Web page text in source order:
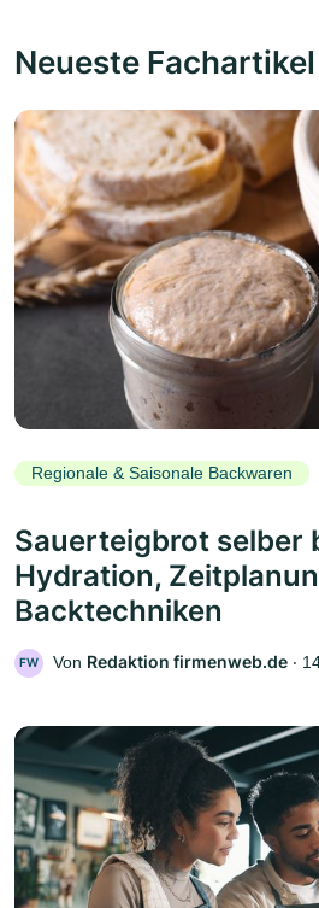
Neueste Fachartikel
Regionale & Saisonale Backwaren
Sauerteigbrot selber
Hydration,
Backtechniken
FW Von Redaktion firmenweb.de ‧